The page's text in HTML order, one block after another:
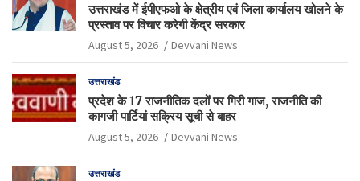
उत्तराखंड में ईपीएफओ के क्षेत्रीय एवं जिला कार्यालय खोलने के
प्रस्ताव पर विचार करेगी केंद्र सरकार
August 5, 2026 Devvani News
उत्तराखंड
प्रदेश के 17 राजनीतिक दलों पर गिरी गाज, राजनीति की
कागजी पार्टियां सक्रिय सूची से बाहर
August 5, 2026 Devvani News
उत्तराखंड